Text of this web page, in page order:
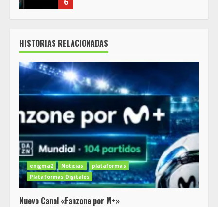
HISTORIAS RELACIONADAS
enigma2 Noticias
plataformas
Plataformas Digitales
Nuevo Canal «Fanzone por M+»